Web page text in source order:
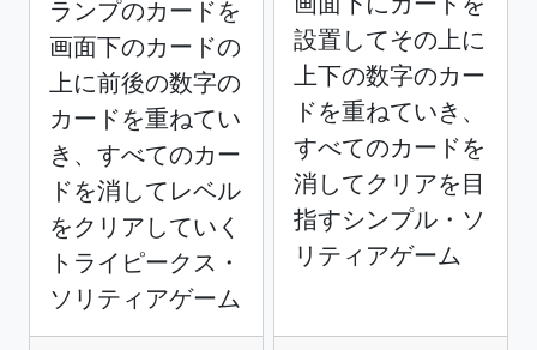
ランプのカードを
画面下のカードの
上に前後の数字の
カードを重ねてい
き、すべてのカー
ドを消してレベル
をクリアしていく
トライピークス・
ソリティアゲーム
設置してその上に
上下の数字のカー
ドを重ねていき、
すべてのカードを
消してクリアを目
指すシンプル・ソ
リティアゲーム